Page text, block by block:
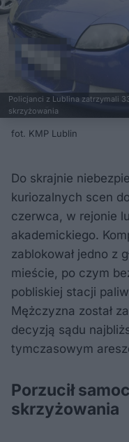
Policjanci z Lublina zatrzymali
skrzyżowania
fot. KMP Lublin
Do skrajnie
kuriozalnych scen
czerwca, w rejonie
akademickiego.
zablokował jedno z
mieście, po czym
pobliskiej stacji
Mężczyzna został
decyzją sądu
tymczasowym
Porzucił
skrzyżowania